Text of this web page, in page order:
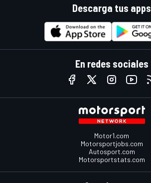
Descarga tus apps
En redes sociales
Motor1.com
Motorsportjobs.com
Autosport.com
Motorsportstats.com